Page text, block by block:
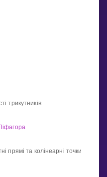
трикутників
прямі та колінеарні точки